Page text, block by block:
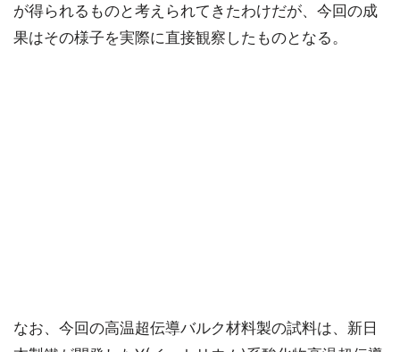
が得られるものと考えられてきたわけだが、今回の成
果はその様子を実際に直接観察したものとなる。
なお、今回の高温超伝導バルク材料製の試料は、新日